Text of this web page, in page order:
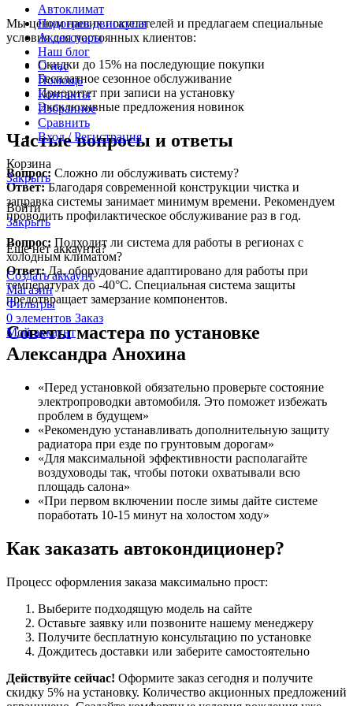
Мы ценим наших покупателей и предлагаем специальные
условия для постоянных клиентов:
Скидки до 15% на последующие покупки
Бесплатное сезонное обслуживание
Приоритет при записи на установку
Эксклюзивные предложения новинок
Частые вопросы и ответы
Вопрос: Сложно ли обслуживать систему?
Ответ:Благодаря современной конструкции чистка и
заправка системы занимает минимум времени. Рекомендуем
проводить профилактическое обслуживание раз в год.
Вопрос: Подходит ли система для работы в регионах с
холодным климатом?
Ответ:Да, оборудование адаптировано для работы при
температурах до -40°C. Специальная система защиты
предотвращает замерзание компонентов.
Советы мастера по установке
Александра Анохина
«Перед установкой обязательно проверьте состояние
электропроводки автомобиля. Это поможет избежать
проблем в будущем»
«Рекомендую устанавливать дополнительную защиту
радиатора при езде по грунтовым дорогам»
«Для максимальной эффективности располагайте
воздуховоды так, чтобы потоки охватывали всю
площадь салона»
«При первом включении после зимы дайте системе
поработать 10-15 минут на холостом ходу»
Как заказать автокондиционер?
Процесс оформления заказа максимально прост:
Выберите подходящую модель на сайте
Оставьте заявку или позвоните нашему менеджеру
Получите бесплатную консультацию по установке
Дождитесь доставки или заберите самостоятельно
Действуйте сейчас! Оформите заказ сегодня и получите
скидку 5% на установку. Количество акционных предложений
Автоклимат
Подогрев двигателя
Аксессуары
Наш блог
О нас
Помощь
Контакты
Избранное
Сравнить
Вход / Регистрация
Корзина
Закрыть
Войти
Закрыть
Еще нет аккаунта?
Создать аккаунт
Магазин
Фильтры
0 элементов Заказ
Мой аккаунт